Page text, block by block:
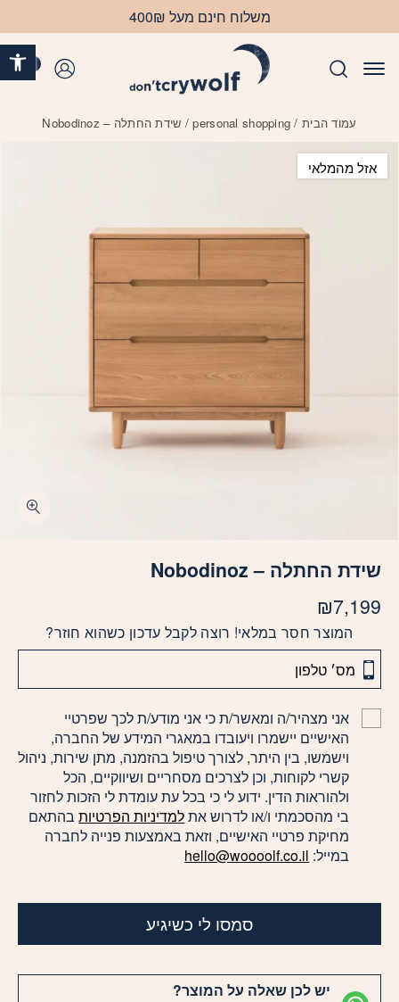
משלוח חינם מעל 400₪
עמוד הבית/
personal shopping/ שידת החתלה – Nobodinoz
שידת החתלה – Nobodinoz
₪7,199
המוצר חסר במלאי! רוצה לקבל עדכון כשהוא חוזר?
אני מצהיר/ה ומאשר/ת כי אני מודע/ת לכך שפרטיי
האישיים יישמרו ויעובדו במאגרי המידע של החברה,
וישמשו, בין היתר, לצורך טיפול בהזמנה, מתן שירות, ניהול
קשרי לקוחות, וכן לצרכים מסחריים ושיווקיים, הכל
ולהוראות הדין. ידוע לי כי בכל עת עומדת לי הזכות לחזור
בי מהסכמתי ו/או לדרוש אתלמדיניות הפרטיותבהתאם
מחיקת פרטיי האישיים, וזאת באמצעות פנייה לחברה
במייל: hello@woooolf.co.il
סמסו לי כשיגיע
יש לכן שאלה על המוצר?
אזל מהמלאי